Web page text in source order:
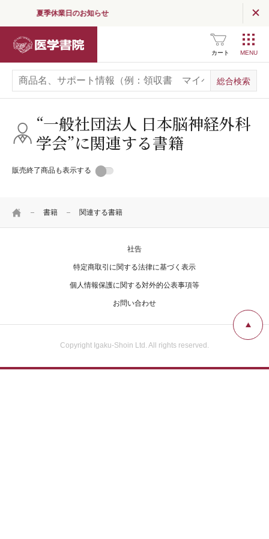
夏季休業日のお知らせ
カート
読む
医学界新聞
医学界新聞プラス
医学書院Column
お知らせ
企業情報
関連サイト一覧
HOME 書籍 関連する書籍
“一般社団法人 日本脳神経外科
学会”に関連する書籍
販売終了商品も表示する
社告
特定商取引に関する法律に基づく表示
個人情報保護に関する対外的公表事項等
お問い合わせ
Copyright Igaku-Shoin Ltd. All rights reserved.